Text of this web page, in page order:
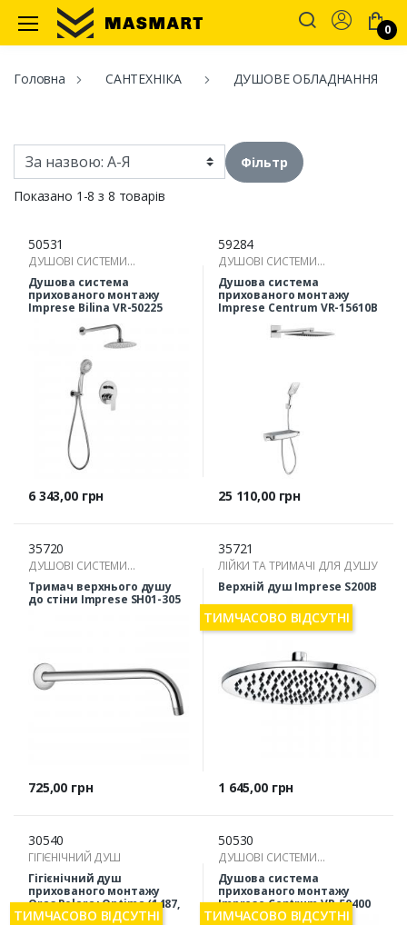
Masmart
Account
0
Головна САНТЕХНІКА ДУШОВЕ ОБЛАДНАННЯ
Фільтр
Показано 1-8 з 8 товарів
50531
ДУШОВІ СИСТЕМИ
ПРИХОВАНОГО МОНТАЖУ
Душова система
прихованого монтажу
Imprese Bilina VR-50225
Ціна
6 343,00 грн
59284
ДУШОВІ СИСТЕМИ
ПРИХОВАНОГО МОНТАЖУ
Душова система
прихованого монтажу
Imprese Centrum VR-15610B
Ціна
25 110,00 грн
35720
ДУШОВІ СИСТЕМИ
ПРИХОВАНОГО МОНТАЖУ
Тримач верхнього душу
до стіни Imprese SH01-305
Ціна
725,00 грн
35721
ЛІЙКИ ТА ТРИМАЧІ ДЛЯ ДУШУ
Верхній душ Imprese S200B
Ціна
1 645,00 грн
ТИМЧАСОВО ВІДСУТНІ
30540
ГІГІЄНІЧНИЙ ДУШ
Гігієнічний душ
прихованого монтажу
Oras Polara+Optima (1487,
1486, 272040, 261998)
ТИМЧАСОВО ВІДСУТНІ
50530
ДУШОВІ СИСТЕМИ
ПРИХОВАНОГО МОНТАЖУ
Душова система
прихованого монтажу
Imprese Centrum VR-50400
ТИМЧАСОВО ВІДСУТНІ